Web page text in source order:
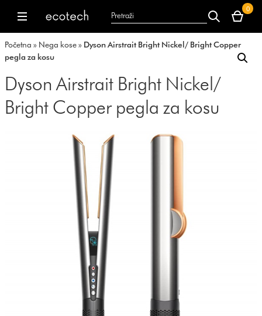
dyson.co.uk
dyson.co.uk
Vaša
korpa
je
trenutno
prazna.
0
Početna » Nega kose» Dyson Airstrait Bright Nickel/ Bright Copper
pegla za kosu
Dyson Airstrait Bright Nickel/
Bright Copper pegla za kosu